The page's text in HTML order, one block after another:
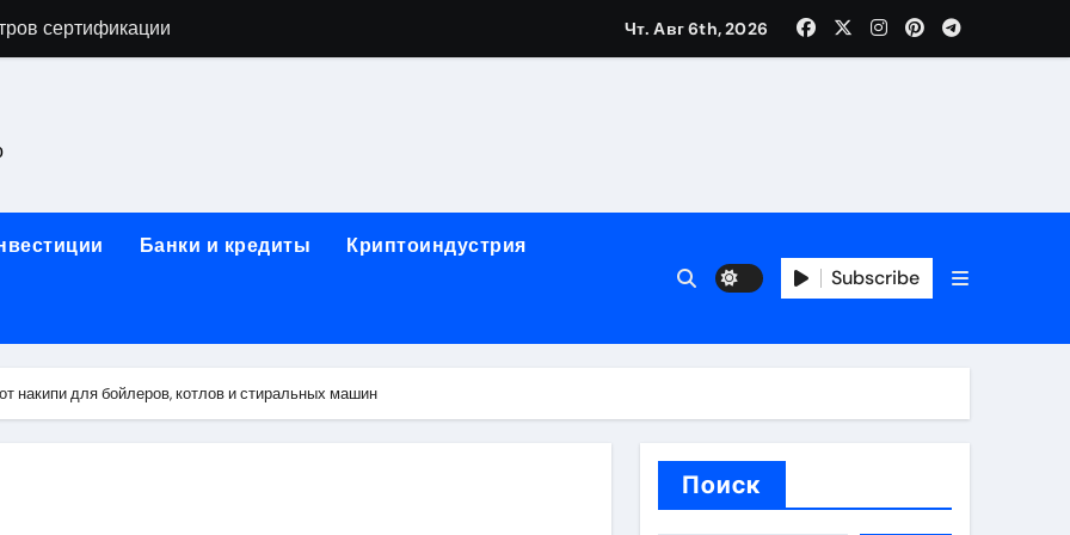
бра в виде факела с эффектом старины
работы на объектах культурного наследия
для международных расчетов
от проектной документации до противопожарных мероприятий и обустройства мест отдыха
Чт. Авг 6th, 2026
Банки и кредиты Криптоиндустрия
Subscribe
накипи для бойлеров, котлов и стиральных машин
Поиск